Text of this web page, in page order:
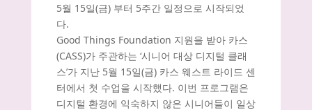
5월 15일(금) 부터 5주간 일정으로 시작되었
다.
Good Things Foundation 지원을 받아 카스
(CASS)가 주관하는 ‘시니어 대상 디지털 클래
스’가 지난 5월 15일(금) 카스 웨스트 라이드 센
터에서 첫 수업을 시작했다. 이번 프로그램은
디지털 환경에 익숙하지 않은 시니어들이 일상